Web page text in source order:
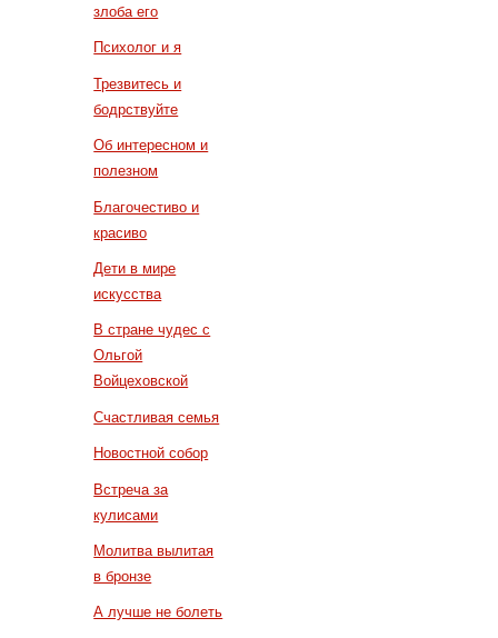
злоба его
Психолог и я
Трезвитесь и
бодрствуйте
Об интересном и
полезном
Благочестиво и
красиво
Дети в мире
искусства
В стране чудес с
Ольгой
Войцеховской
Счастливая семья
Новостной собор
Встреча за
кулисами
Молитва вылитая
в бронзе
А лучше не болеть